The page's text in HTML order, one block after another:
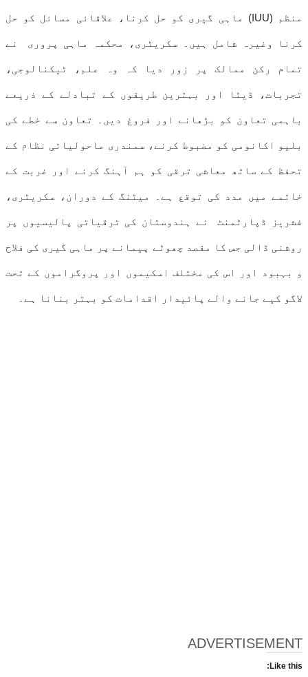
منظم (IUU) ماہی گیری کو حل کرنا، علاقائی مسائل کو حل
کرنا وغیرہ شامل ہیں۔ سکریٹری، محکمہ ماہی پروری نے
تمام رکن ممالک پر زور دیا کہ وہ علم، ٹیکنالوجی،
تجربات، ڈیٹا اور بہترین طریقوں کے تبادلے کے ذریعے
باہمی تعاون کو بڑھانے اور فروغ دیں۔ تعاون سے خطے کی
بلیو اکانومی کو مضبوط کرنے، سمندری ماحولیاتی نظام کے
تحفظ کے ساتھ معاشی ترقی کو ہم آہنگ کرنے اور غربت کے
خاتمے میں مدد کی توقع ہے۔ میٹنگ کے دوران، سکریٹری،
فشریز ڈپارٹمنٹ نے ہندوستان کی ترقیاتی پالیسیوں پر
روشنی ڈالی جس کا مقصد چھوٹے پیمانے پر ماہی گیری کی فلاح
و بہبود اور اس کی مختلف اسکیموں اور پروگراموں کے تحت
لاگو کیے جانے والے پائیدار اقدامات کو بہتر بنانا ہے۔
ADVERTISEMENT
Like this: